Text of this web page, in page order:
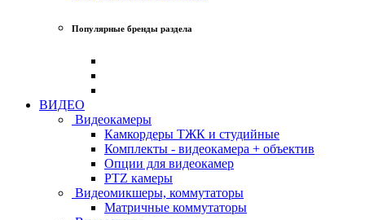
Популярные бренды раздела
ВИДЕО
Видеокамеры
Камкордеры ТЖК и студийные
Комплекты - видеокамера + объектив
Опции для видеокамер
PTZ камеры
Видеомикшеры, коммутаторы
Матричные коммутаторы